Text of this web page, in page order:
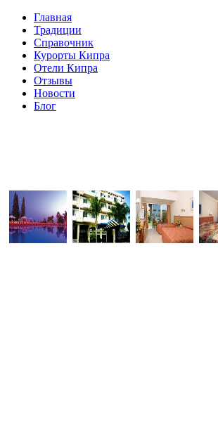
Главная
Традиции
Справочник
Курорты Кипра
Отели Кипра
Отзывы
Новости
Блог